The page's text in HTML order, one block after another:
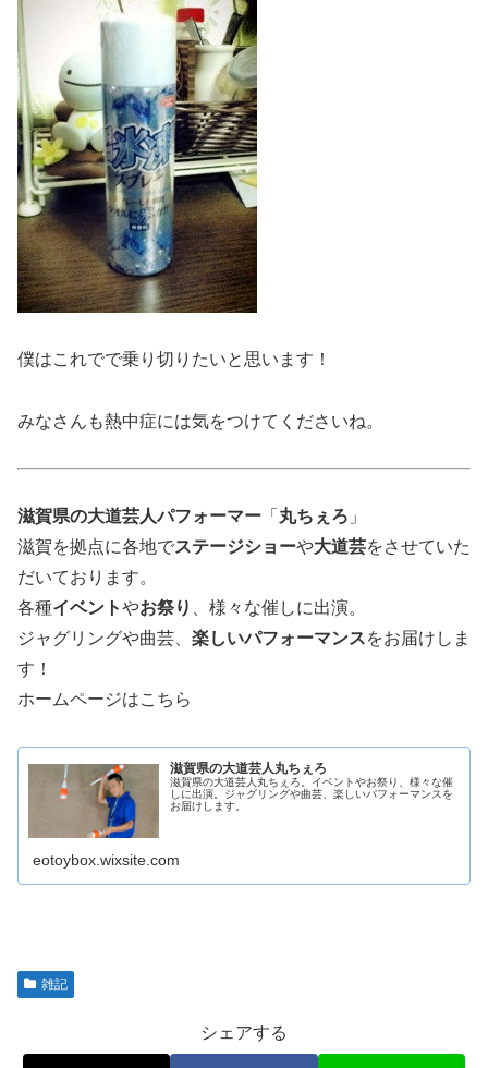
僕はこれでで乗り切りたいと思います！
みなさんも熱中症には気をつけてくださいね。
滋賀県の大道芸人パフォーマー 「 丸ちぇろ 」
滋賀を拠点に各地でステージショーや大道芸をさせていた
だいております。
各種イベントやお祭り
、様々な催しに出演。
ジャグリングや曲芸、 楽しいパフォーマンスをお届けしま
す！
ホームページはこちら
滋賀県の大道芸人丸ちぇろ
滋賀県の大道芸人丸ちぇろ。イベントやお祭り、様々な催
しに出演。ジャグリングや曲芸、楽しいパフォーマンスを
お届けします。
eotoybox.wixsite.com
雑記
シェアする